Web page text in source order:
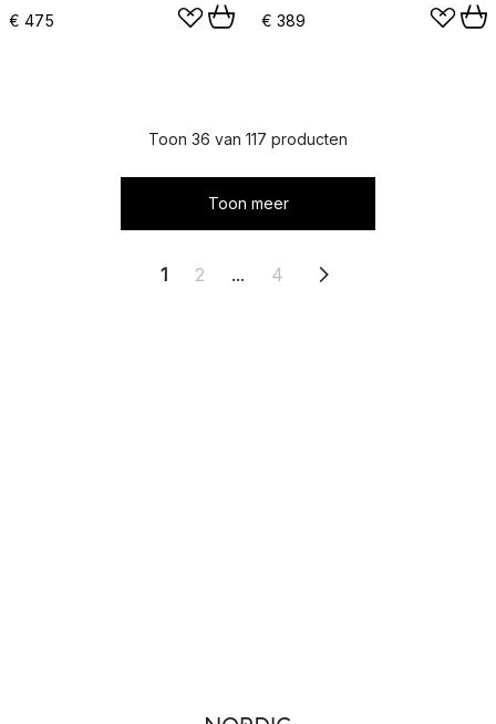
€ 475
€ 389
Toon 36 van 117 producten
Toon meer
1 2 ... 4